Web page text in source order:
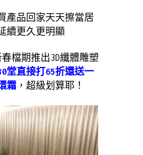
產品回家天天擦當居
續更久更明顯
檔期推出3D纖體雕塑
堂直接打65折還送一
霜 ，超級划算耶！